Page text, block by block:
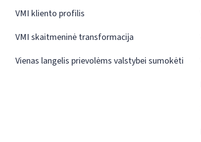
VMI kliento profilis
VMI skaitmeninė transformacija
Vienas langelis prievolėms valstybei sumokėti